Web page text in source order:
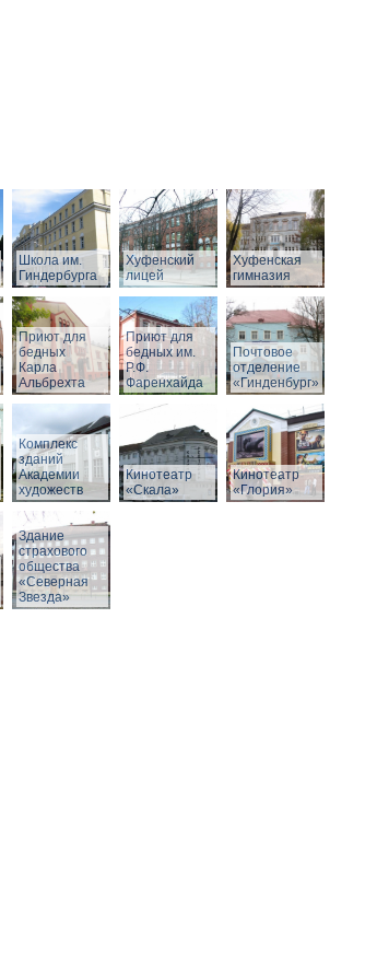
Школа им.
Гиндербурга
Хуфенский
лицей
Хуфенская
гимназия
Приют для
бедных
Карла
Альбрехта
Приют для
бедных им.
Р.Ф.
Фаренхайда
Почтовое
отделение
«Гинденбург»
Комплекс
зданий
Академии
художеств
Кинотеатр
«Скала»
Кинотеатр
«Глория»
Здание
страхового
общества
«Северная
Звезда»